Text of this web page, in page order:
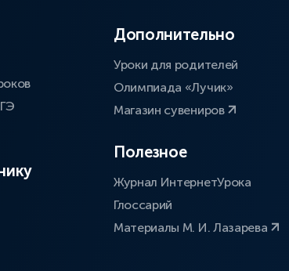
Дополнительно
Уроки для родителей
Олимпиада «Лучик»
Магазин сувениров
Полезное
Журнал ИнтернетУрока
Глоссарий
Материалы М. И. Лазарева